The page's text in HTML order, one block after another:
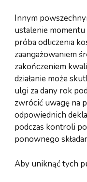
Innym
ustalenie momentu
próba odliczenia
zaangażowaniem
zakończeniem
działanie może
ulgi za dany rok
zwrócić uwagę na
odpowiednich
podczas kontroli
ponownego
Aby uniknąć tych